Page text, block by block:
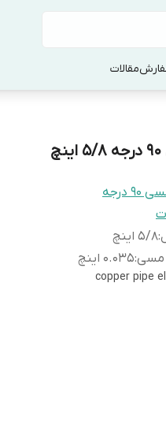
مقالات
درجه
:۵/۸ اینچ
مسی:۰.۰۳۵ اینچ